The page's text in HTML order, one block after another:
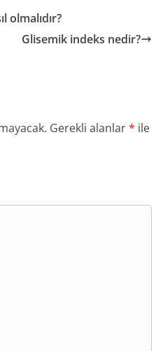
olmalıdır?
Glisemik indeks nedir?
Gerekli alanlar* ile